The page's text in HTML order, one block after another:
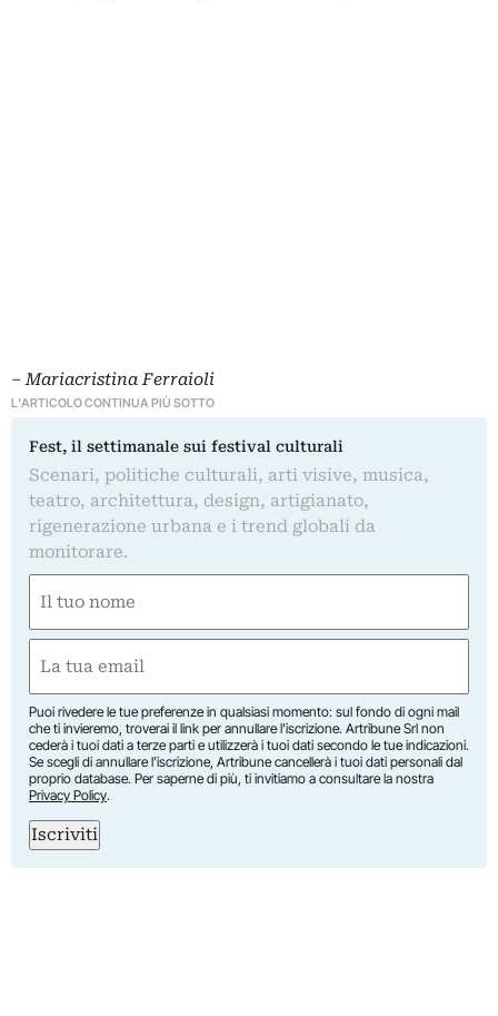
–Mariacristina Ferraioli
L'ARTICOLO CONTINUA PIÙ SOTTO
Fest, il settimanale sui festival culturali
Scenari, politiche culturali, arti visive, musica,
teatro, architettura, design, artigianato,
rigenerazione urbana e i trend globali da
monitorare.
(Required)
First
(Required)
Puoi rivedere le tue preferenze in qualsiasi momento: sul fondo di ogni mail
che ti invieremo, troverai il link per annullare l’iscrizione. Artribune Srl non
cederà i tuoi dati a terze parti e utilizzerà i tuoi dati secondo le tue indicazioni.
Se scegli di annullare l’iscrizione, Artribune cancellerà i tuoi dati personali dal
proprio database. Per saperne di più, ti invitiamo a consultare la nostra
Privacy Policy.
Iscriviti